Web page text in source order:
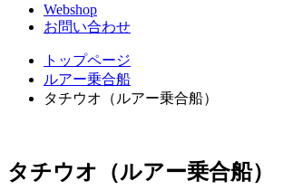
Webshop
お問い合わせ
トップページ
ルアー乗合船
タチウオ（ルアー乗合船）
タチウオ（ルアー乗合船）